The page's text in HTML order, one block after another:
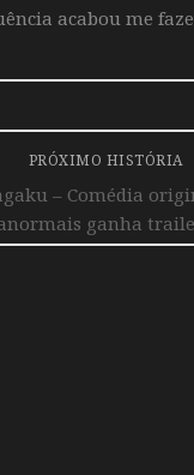
acabou me
PRÓXIMO HISTÓRIA
– Comédia
ganha